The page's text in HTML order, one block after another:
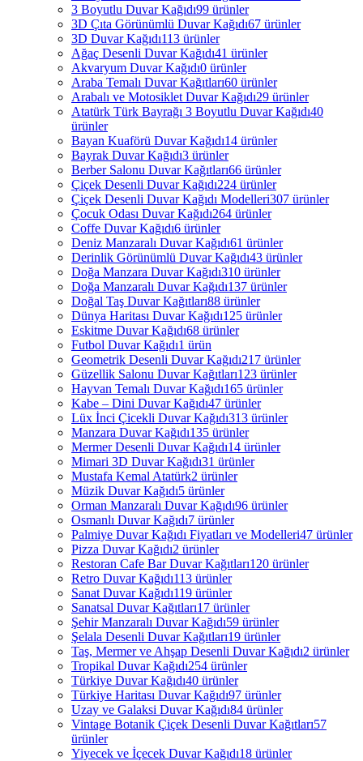
3 Boyutlu Duvar Kağıdı99 ürünler
3D Çıta Görünümlü Duvar Kağıdı67 ürünler
3D Duvar Kağıdı113 ürünler
Ağaç Desenli Duvar Kağıdı41 ürünler
Akvaryum Duvar Kağıdı0 ürünler
Araba Temalı Duvar Kağıtları60 ürünler
Arabalı ve Motosiklet Duvar Kağıdı29 ürünler
Atatürk Türk Bayrağı 3 Boyutlu Duvar Kağıdı40
ürünler
Bayan Kuaförü Duvar Kağıdı14 ürünler
Bayrak Duvar Kağıdı3 ürünler
Berber Salonu Duvar Kağıtları66 ürünler
Çiçek Desenli Duvar Kağıdı224 ürünler
Çiçek Desenli Duvar Kağıdı Modelleri307 ürünler
Çocuk Odası Duvar Kağıdı264 ürünler
Coffe Duvar Kağıdı6 ürünler
Deniz Manzaralı Duvar Kağıdı61 ürünler
Derinlik Görünümlü Duvar Kağıdı43 ürünler
Doğa Manzara Duvar Kağıdı310 ürünler
Doğa Manzaralı Duvar Kağıdı137 ürünler
Doğal Taş Duvar Kağıtları88 ürünler
Dünya Haritası Duvar Kağıdı125 ürünler
Eskitme Duvar Kağıdı68 ürünler
Futbol Duvar Kağıdı1 ürün
Geometrik Desenli Duvar Kağıdı217 ürünler
Güzellik Salonu Duvar Kağıtları123 ürünler
Hayvan Temalı Duvar Kağıdı165 ürünler
Kabe – Dini Duvar Kağıdı47 ürünler
Lüx İnci Çicekli Duvar Kağıdı313 ürünler
Manzara Duvar Kağıdı135 ürünler
Mermer Desenli Duvar Kağıdı14 ürünler
Mimari 3D Duvar Kağıdı31 ürünler
Mustafa Kemal Atatürk2 ürünler
Müzik Duvar Kağıdı5 ürünler
Orman Manzaralı Duvar Kağıdı96 ürünler
Osmanlı Duvar Kağıdı7 ürünler
Palmiye Duvar Kağıdı Fiyatları ve Modelleri47 ürünler
Pizza Duvar Kağıdı2 ürünler
Restoran Cafe Bar Duvar Kağıtları120 ürünler
Retro Duvar Kağıdı113 ürünler
Sanat Duvar Kağıdı119 ürünler
Sanatsal Duvar Kağıtları17 ürünler
Şehir Manzaralı Duvar Kağıdı59 ürünler
Şelala Desenli Duvar Kağıtları19 ürünler
Taş, Mermer ve Ahşap Desenli Duvar Kağıdı2 ürünler
Tropikal Duvar Kağıdı254 ürünler
Türkiye Duvar Kağıdı40 ürünler
Türkiye Haritası Duvar Kağıdı97 ürünler
Uzay ve Galaksi Duvar Kağıdı84 ürünler
Vintage Botanik Çiçek Desenli Duvar Kağıtları57
ürünler
Yiyecek ve İçecek Duvar Kağıdı18 ürünler